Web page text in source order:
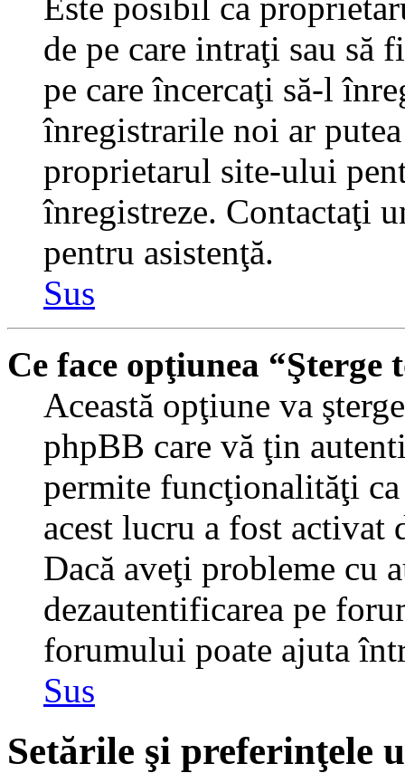
de pe care intraţi sau să
pe care încercaţi să-l
înregistrarile noi ar
proprietarul site-ului
înregistreze. Contactaţi
pentru asistenţă.
Sus
Ce face opţiunea
Această opţiune va
phpBB care vă ţin
permite funcţionalităţi
acest lucru a fost
Dacă aveţi probleme cu
dezautentificarea pe
forumului poate ajuta
Sus
Setările şi preferinţele